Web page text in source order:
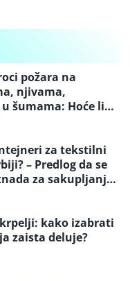
požara na
njivama,
šumama: Hoće li
biti kažnjen
za tekstilni
– Predlog da se
za sakupljanje i
u
kako izabrati
zaista deluje?